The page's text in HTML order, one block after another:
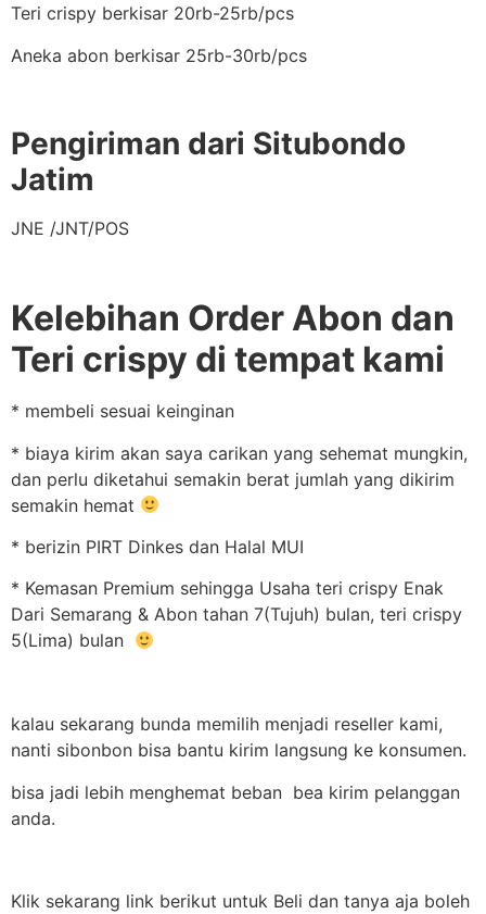
Teri crispy berkisar 20rb-25rb/pcs
Aneka abon berkisar 25rb-30rb/pcs
Pengiriman dari Situbondo
Jatim
JNE /JNT/POS
Kelebihan Order Abon dan
Teri crispy di tempat kami
* membeli sesuai keinginan
* biaya kirim akan saya carikan yang sehemat mungkin,
dan perlu diketahui semakin berat jumlah yang dikirim
semakin hemat
* berizin PIRT Dinkes dan Halal MUI
* Kemasan Premium sehingga Usaha teri crispy Enak
Dari Semarang & Abon tahan 7(Tujuh) bulan, teri crispy
5(Lima) bulan
kalau sekarang bunda memilih menjadi reseller kami,
nanti sibonbon bisa bantu kirim langsung ke konsumen.
bisa jadi lebih menghemat beban bea kirim pelanggan
anda.
Klik sekarang link berikut untuk Beli dan tanya aja boleh